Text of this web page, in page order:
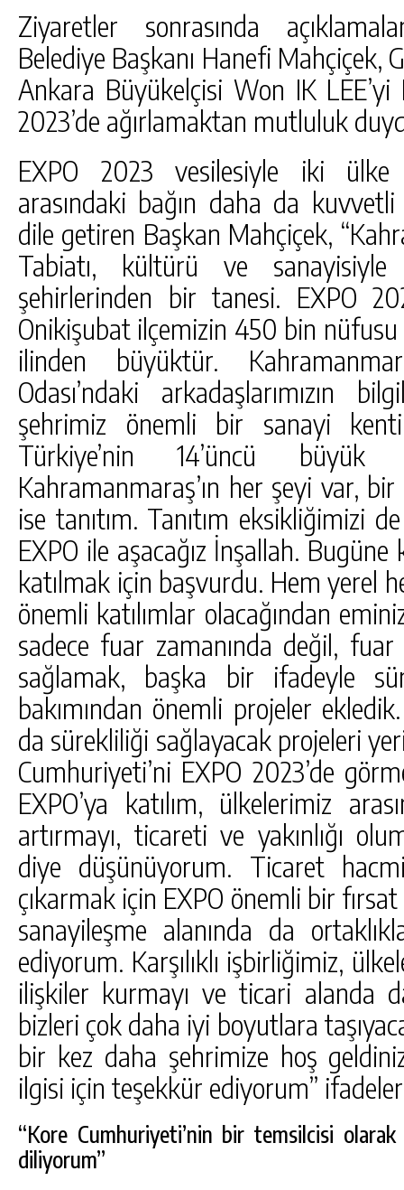
Ziyaretler sonrasında
Belediye Başkanı Hanefi Mahçiçek,
Ankara Büyükelçisi Won IK
2023’de ağırlamaktan mutluluk
EXPO 2023 vesilesiyle iki
arasındaki bağın daha da kuvvetli
dile getiren Başkan Mahçiçek,
Tabiatı, kültürü ve sanayisiyle
şehirlerinden bir tanesi. EXPO
Onikişubat ilçemizin 450 bin nüfusu
ilinden büyüktür.
Odası’ndaki arkadaşlarımızın
şehrimiz önemli bir sanayi kenti.
Türkiye’nin 14’üncü büyük
Kahramanmaraş’ın her şeyi var,
ise tanıtım. Tanıtım eksikliğimizi
EXPO ile aşacağız İnşallah.
katılmak için başvurdu. Hem yerel
önemli katılımlar olacağından
sadece fuar zamanında değil,
sağlamak, başka bir ifadeyle
bakımından önemli projeler
da sürekliliği sağlayacak projeleri
Cumhuriyeti’ni EXPO 2023’de
EXPO’ya katılım, ülkelerimiz
artırmayı, ticareti ve yakınlığı
diye düşünüyorum. Ticaret
çıkarmak için EXPO önemli bir fırsat
sanayileşme alanında da
ediyorum. Karşılıklı işbirliğimiz,
ilişkiler kurmayı ve ticari alanda
bizleri çok daha iyi boyutlara
bir kez daha şehrimize hoş
ilgisi için teşekkür ediyorum”
“Kore Cumhuriyeti’nin bir temsilcisi olarak
diliyorum”